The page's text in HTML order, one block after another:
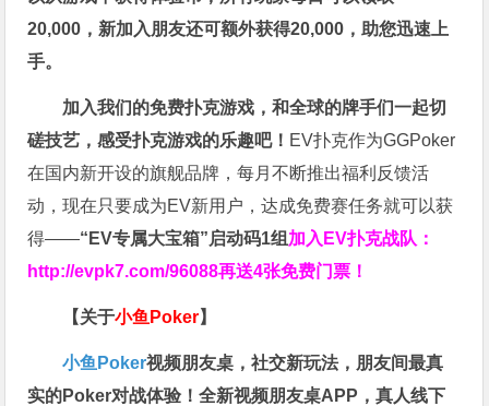
20,000，新加入朋友还可额外获得20,000，助您迅速上
手。
加入我们的免费扑克游戏，和全球的牌手们一起切
磋技艺，感受扑克游戏的乐趣吧！ EV扑克作为GGPoker
在国内新开设的旗舰品牌，每月不断推出福利反馈活
动，现在只要成为EV新用户，达成免费赛任务就可以获
得——“EV专属大宝箱”启动码1组 加入EV扑克战队：
http://evpk7.com/96088再送4张免费门票！
【关于小鱼Poker】
小鱼Poker视频朋友桌，社交新玩法，朋友间最真
实的Poker对战体验！全新视频朋友桌APP，真人线下